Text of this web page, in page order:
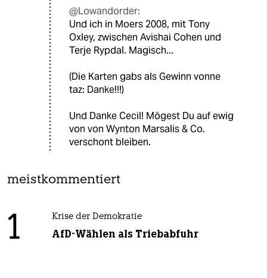
@Lowandorder:
Und ich in Moers 2008, mit Tony
Oxley, zwischen Avishai Cohen und
Terje Rypdal. Magisch...
(Die Karten gabs als Gewinn vonne
taz: Danke!!!)
Und Danke Cecil! Mögest Du auf ewig
von von Wynton Marsalis & Co.
verschont bleiben.
meistkommentiert
1 Krise der Demokratie
AfD-Wählen als Triebabfuhr